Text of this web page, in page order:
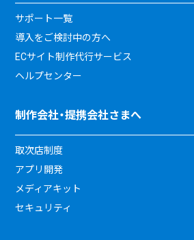
サポート一覧
導入をご検討中の方へ
ECサイト制作代行サービス
ヘルプセンター
制作会社・提携会社さまへ
取次店制度
アプリ開発
メディアキット
セキュリティ